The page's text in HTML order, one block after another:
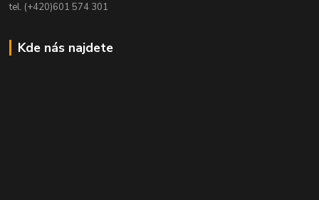
tel. (+420)601 574 301
Kde nás najdete